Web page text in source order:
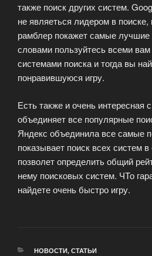
также поиск других систем.
не являеться лидером в
рамблер покажет самые лучшие
словами пользуйтесь всеми
системами поиска и тогда вы
понравившуюся игру.
Есть также и очень интересная
объединяет все популярные
Яндекс объединила все самые
показывает поиск всех систем
позволет определить общий
нему поисковых систем. ЧТо
найдете очень быстро игру.
РУБРИКИ
НОВОСТИ, СТАТЬИ